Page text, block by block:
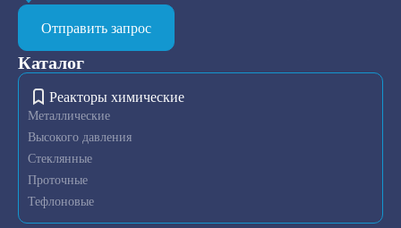
Отправить запрос
Каталог
Реакторы химические
Металлические
Высокого давления
Стеклянные
Проточные
Тефлоновые